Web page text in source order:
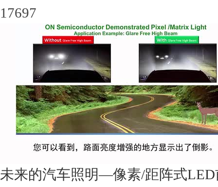
17697
未来的汽车照明—像素/距阵式LED